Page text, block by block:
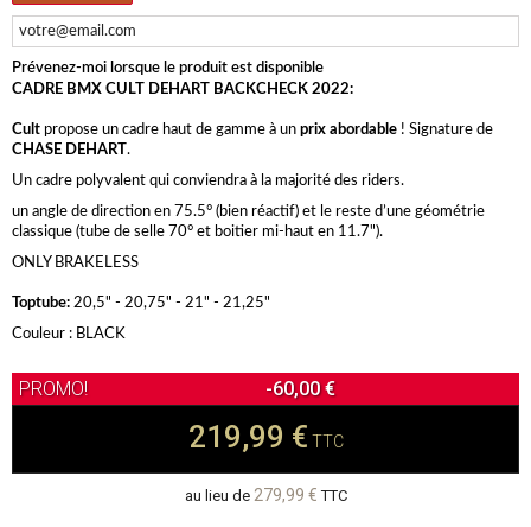
Prévenez-moi lorsque le produit est disponible
CADRE BMX CULT DEHART BACKCHECK 2022:
Cult propose un cadre haut de gamme à un prix abordable ! Signature de
CHASE DEHART.
Un cadre polyvalent qui conviendra à la majorité des riders.
un angle de direction en 75.5° (bien réactif) et le reste d’une géométrie
classique (tube de selle 70° et boitier mi-haut en 11.7").
ONLY BRAKELESS
Toptube: 20,5" - 20,75" - 21" - 21,25"
Couleur : BLACK
-60,00 €
219,99 € TTC
au lieu de 279,99 € TTC